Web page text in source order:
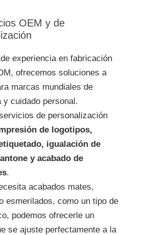
OEM y de
experiencia en fabricación
ofrecemos soluciones a
marcas mundiales de
y cuidado personal.
de personalización
de logotipos,
igualación de
y acabado de
.
acabados mates,
esmerilados, como un tipo de
podemos ofrecerle un
se ajuste perfectamente a la